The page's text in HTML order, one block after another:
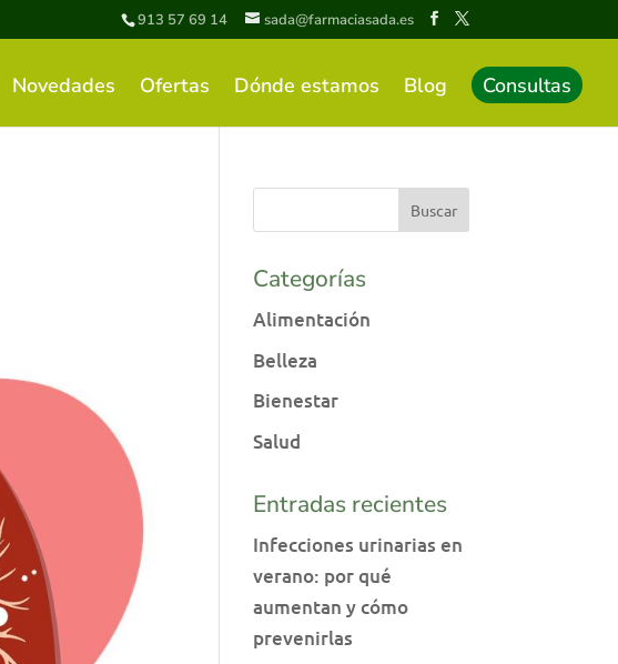
913 57 69 14 sada@farmaciasada.es
Novedades Ofertas Dónde estamos Blog Consultas
Categorías
Alimentación
Belleza
Bienestar
Salud
Entradas recientes
Infecciones urinarias en
verano: por qué
aumentan y cómo
prevenirlas